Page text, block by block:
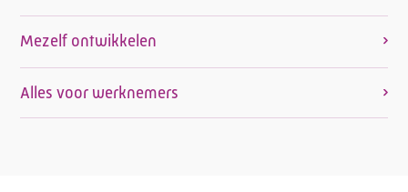
Mezelf ontwikkelen
Alles voor werknemers